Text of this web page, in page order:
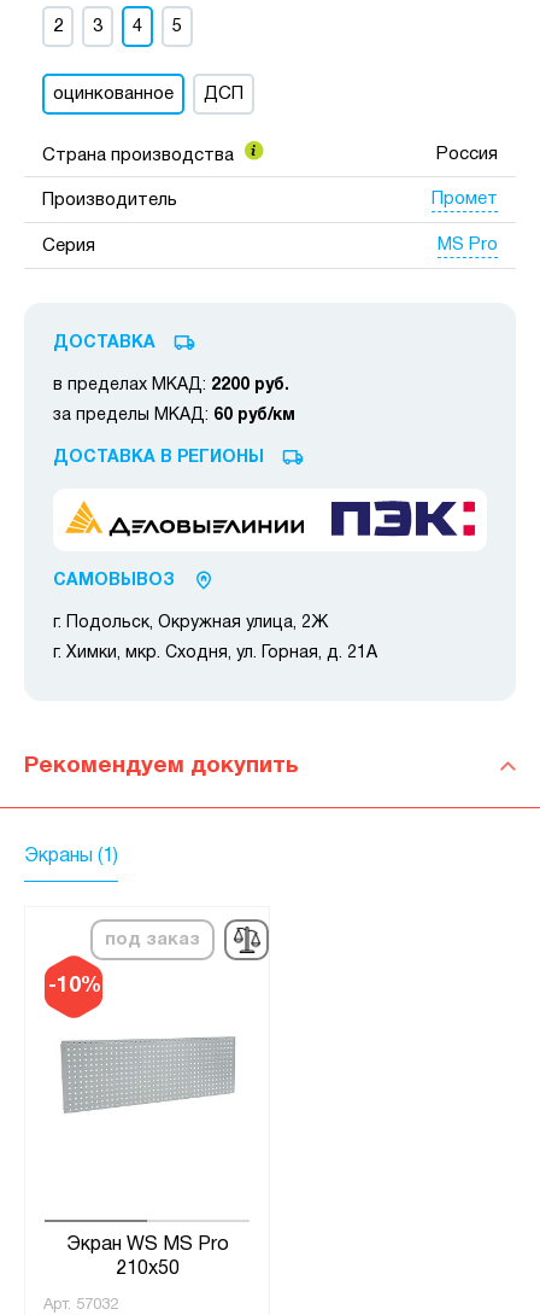
2 3 4 5
оцинкованное ДСП
Страна производства Россия
Производитель Промет
Серия MS Pro
ДОСТАВКА
в пределах МКАД: 2200 руб.
за пределы МКАД: 60 руб/км
ДОСТАВКА В РЕГИОНЫ
САМОВЫВОЗ
г. Подольск, Окружная улица, 2Ж
г. Химки, мкр. Сходня, ул. Горная, д. 21А
Рекомендуем докупить
Экраны (1)
-10%
под заказ
Экран WS MS Pro
210x50
Арт. 57032